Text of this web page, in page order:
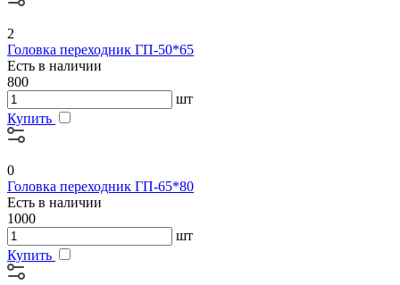
2
Головка переходник ГП-50*65
Есть в наличии
800
шт
Купить
0
Головка переходник ГП-65*80
Есть в наличии
1000
шт
Купить